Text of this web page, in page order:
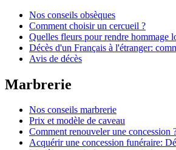
Nos conseils obsèques
Comment choisir un cercueil ?
Quelles fleurs pour rendre hommage
Décès d'un Français à l'étranger:
Avis de décès
Marbrerie
Nos conseils marbrerie
Prix et modèle de caveau
Comment renouveler une concession
Acquérir une concession funéraire: